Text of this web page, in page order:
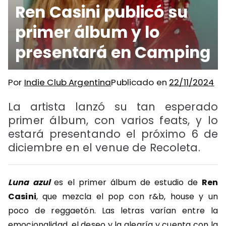
Ren Casini publicó su
primer álbum y lo
presentará en Camping
Por Indie Club ArgentinaPublicado en 22/11/2024
La artista lanzó su tan esperado
primer álbum, con varios feats, y lo
estará presentando el próximo 6 de
diciembre en el venue de Recoleta.
Luna azul es el primer álbum de estudio de Ren
Casini, que mezcla el pop con r&b, house y un
poco de reggaetón. Las letras varían entre la